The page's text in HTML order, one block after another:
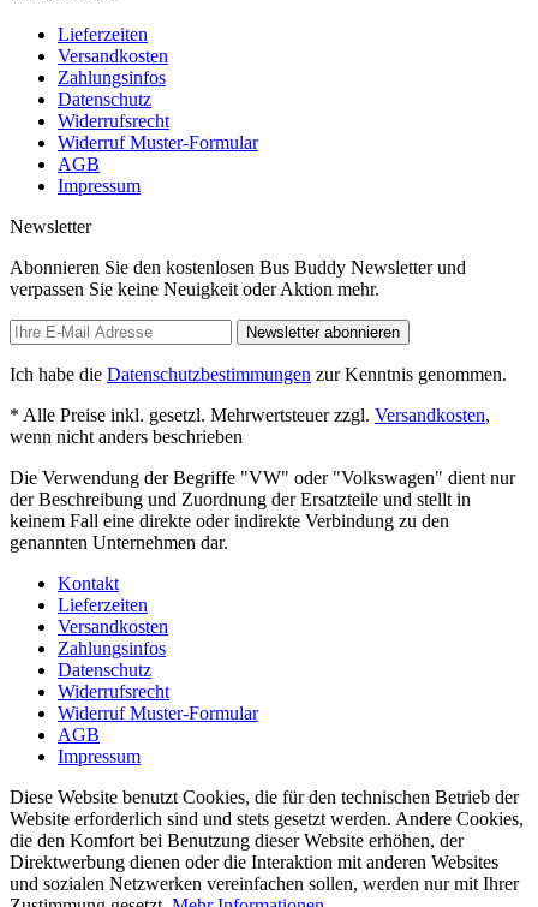
Lieferzeiten
Versandkosten
Zahlungsinfos
Datenschutz
Widerrufsrecht
Widerruf Muster-Formular
AGB
Impressum
Newsletter
Abonnieren Sie den kostenlosen Bus Buddy Newsletter und
verpassen Sie keine Neuigkeit oder Aktion mehr.
Newsletter abonnieren
Ich habe die Datenschutzbestimmungen zur Kenntnis genommen.
* Alle Preise inkl. gesetzl. Mehrwertsteuer zzgl. Versandkosten,
wenn nicht anders beschrieben
Die Verwendung der Begriffe "VW" oder "Volkswagen" dient nur
der Beschreibung und Zuordnung der Ersatzteile und stellt in
keinem Fall eine direkte oder indirekte Verbindung zu den
genannten Unternehmen dar.
Kontakt
Lieferzeiten
Versandkosten
Zahlungsinfos
Datenschutz
Widerrufsrecht
Widerruf Muster-Formular
AGB
Impressum
Diese Website benutzt Cookies, die für den technischen Betrieb der
Website erforderlich sind und stets gesetzt werden. Andere Cookies,
die den Komfort bei Benutzung dieser Website erhöhen, der
Direktwerbung dienen oder die Interaktion mit anderen Websites
und sozialen Netzwerken vereinfachen sollen, werden nur mit Ihrer